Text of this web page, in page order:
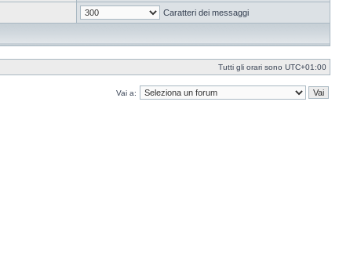
Caratteri dei messaggi
Tutti gli orari sono UTC+01:00
Vai a: